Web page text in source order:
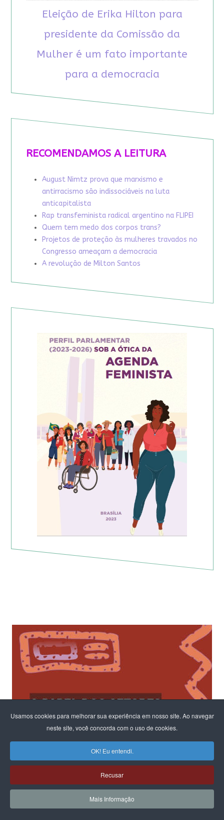
Usamos cookies para melhorar sua experiência em nosso site. Ao navegar
neste site, você concorda com o uso de cookies.
OK! Eu entendi.
Recusar
Mais Informação
Eleição de Erika Hilton para
presidente da Comissão da
Mulher é um fato importante
para a democracia
RECOMENDAMOS A LEITURA
August Nimtz prova que marxismo e
antirracismo são indissociáveis na luta
anticapitalista
Rap transfeminista radical argentino na FLIPEI
Quem tem medo dos corpos trans?
Projetos de proteção às mulheres travados no
Congresso ameaçam a democracia
A revolução de Milton Santos